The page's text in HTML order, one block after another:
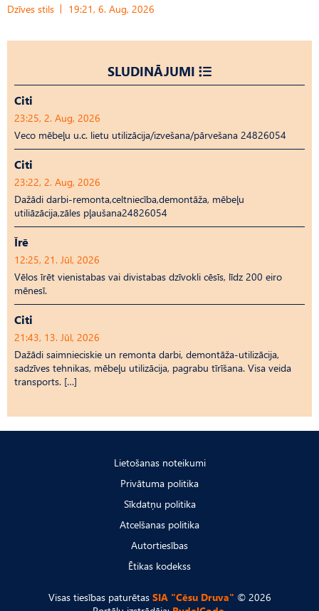
Dzīves stils 19:21, 6. Aug, 2026
SLUDINĀJUMI
Citi
23:25, 2. Aug, 2026
Veco mēbeļu u.c. lietu utilizācija/izvešana/pārvešana 24826054
Citi
23:22, 2. Aug, 2026
Dažādi darbi-remonta,celtniecība,demontāža, mēbeļu
utiliāzācija,zāles pļaušana24826054
Īrē
12:25, 21. Jūl, 2026
Vēlos īrēt vienistabas vai divistabas dzīvokli cēsīs, līdz 200 eiro
mēnesī.
Citi
21:43, 13. Jūl, 2026
Dažādi saimnieciskie un remonta darbi, demontāža-utilizācija,
sadzīves tehnikas, mēbeļu utilizācija, pagrabu tīrīšana. Visa veida
transports. […]
Lietošanas noteikumi
Privātuma politika
Sīkdatņu politika
Atcelšanas politika
Autortiesības
Ētikas kodekss
Visas tiesības paturētas SIA "Cēsu Druva" © 2026